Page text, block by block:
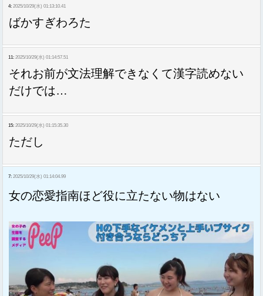
4: 2025/10/29(水) 01:13:10.41
ばかすぎわろた
11: 2025/10/29(水) 01:14:57.51
それお前が文法理解できなくて漢字読めない
だけでは…
15: 2025/10/29(水) 01:15:35.30
ただし
7: 2025/10/29(水) 01:14:04.99
女の恋愛指南ほど役に立たない物はない